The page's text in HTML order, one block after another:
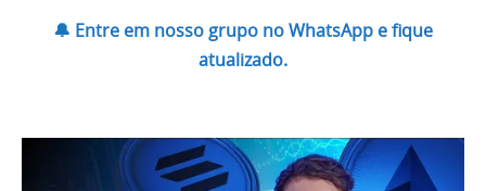
🔔 Entre em nosso grupo no WhatsApp e fique
atualizado.